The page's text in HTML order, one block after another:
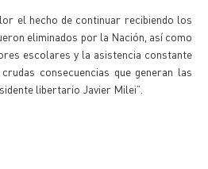
el hecho de continuar recibiendo los
eliminados por la Nación, así como
escolares y la asistencia constante
consecuencias que generan las
libertario Javier Milei”.